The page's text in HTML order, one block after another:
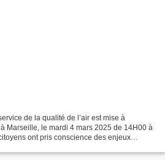
de la qualité de l’air est mise à
Marseille, le mardi 4 mars 2025 de 14H00 à
ont pris conscience des enjeux